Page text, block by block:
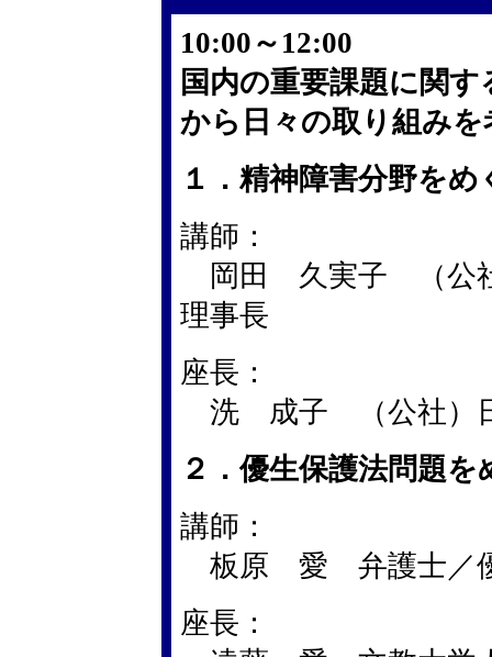
10:00～12:00
国内の重要課題に関
から日々の取り組みを
１．精神障害分野をめ
講師：
岡田 久実子 （公社
理事長
座長：
洗 成子 （公社）日
２．優生保護法問題を
講師：
板原 愛 弁護士／優
座長：